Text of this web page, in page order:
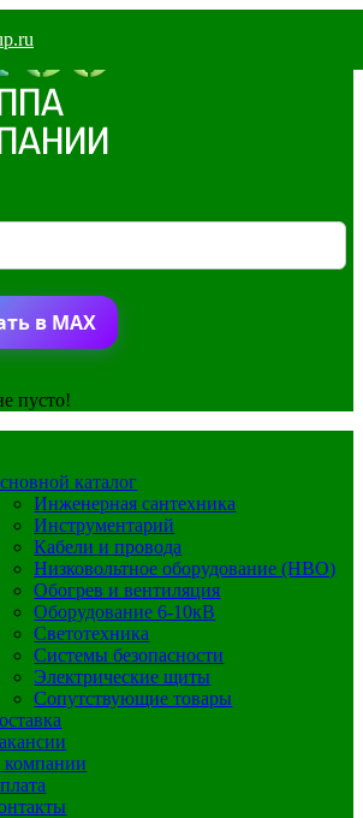
в MAX
пусто!
каталог
Инженерная сантехника
Инструментарий
Кабели и провода
Низковольтное оборудование (НВО)
Обогрев и вентиляция
Оборудование 6-10кВ
Светотехника
Системы безопасности
Электрические щиты
Сопутствующие товары